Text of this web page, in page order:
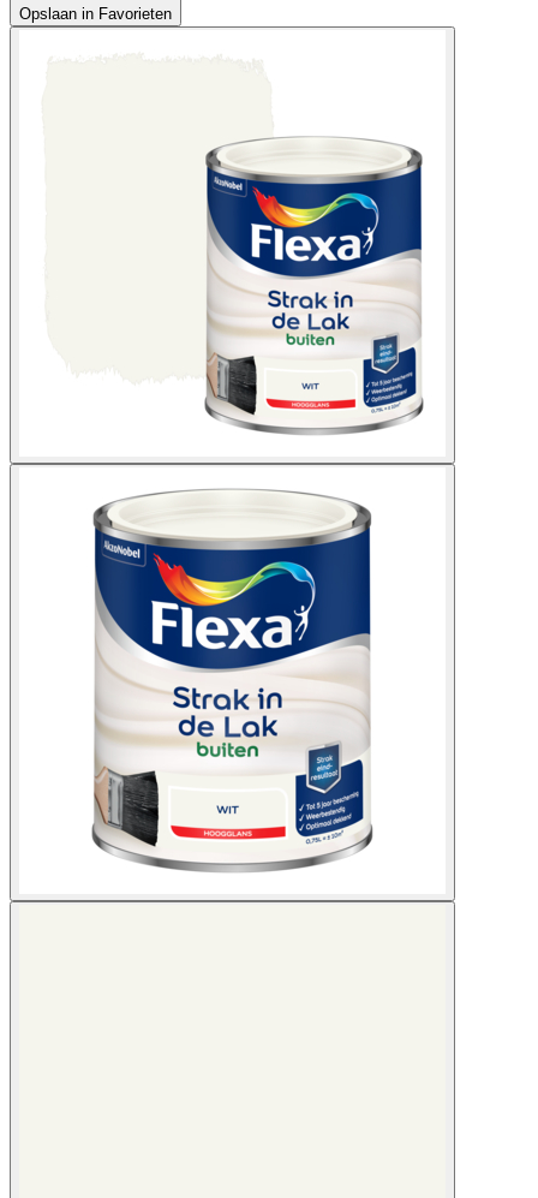
Opslaan in Favorieten